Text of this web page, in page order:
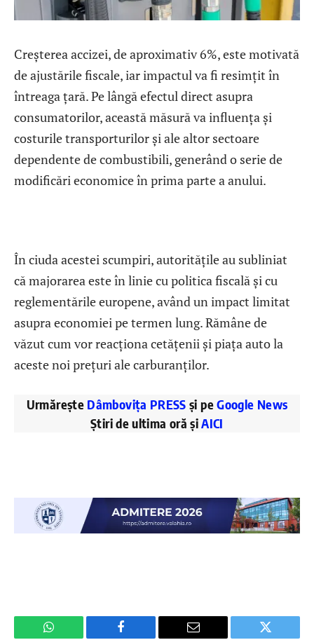
Creșterea accizei, de aproximativ 6%, este motivată
de ajustările fiscale, iar impactul va fi resimțit în
întreaga țară. Pe lângă efectul direct asupra
consumatorilor, această măsură va influența și
costurile transporturilor și ale altor sectoare
dependente de combustibili, generând o serie de
modificări economice în prima parte a anului.
În ciuda acestei scumpiri, autoritățile au subliniat
că majorarea este în linie cu politica fiscală și cu
reglementările europene, având un impact limitat
asupra economiei pe termen lung. Rămâne de
văzut cum vor reacționa cetățenii și piața auto la
aceste noi prețuri ale carburanților.
Urmărește Dâmbovița PRESS și peGoogle News
Știri de ultima oră șiAICI